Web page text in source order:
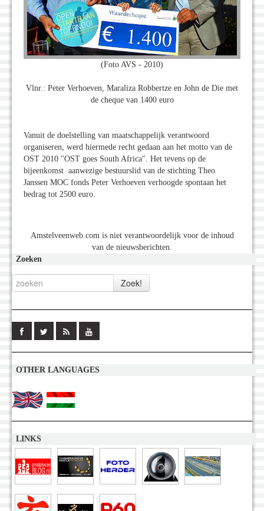
(Foto AVS - 2010)
Vlnr.: Peter Verhoeven, Maraliza Robbertze en John de Die met
de cheque van 1400 euro
Vanuit de doelstelling van maatschappelijk verantwoord
organiseren, werd hiermede recht gedaan aan het motto van de
OST 2010 "OST goes South Africa". Het tevens op de
bijeenkomst aanwezige bestuurslid van de stichting Theo
Janssen MOC fonds Peter Verhoeven verhoogde spontaan het
bedrag tot 2500 euro.
Amstelveenweb.com is niet verantwoordelijk voor de inhoud
van de nieuwsberichten.
Zoeken
OTHER LANGUAGES
LINKS